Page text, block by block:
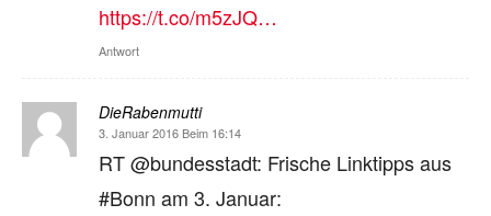
https://t.co/m5zJQ…
Antwort
DieRabenmutti
3. Januar 2016 Beim 16:14
RT @bundesstadt: Frische Linktipps aus
#Bonn am 3. Januar: